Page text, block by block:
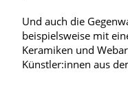
Und auch die
beispielsweise mit
Keramiken und
Künstler:innen aus